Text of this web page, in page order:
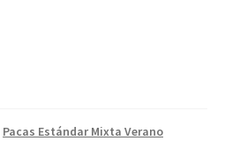
Pacas Estándar Mixta Verano